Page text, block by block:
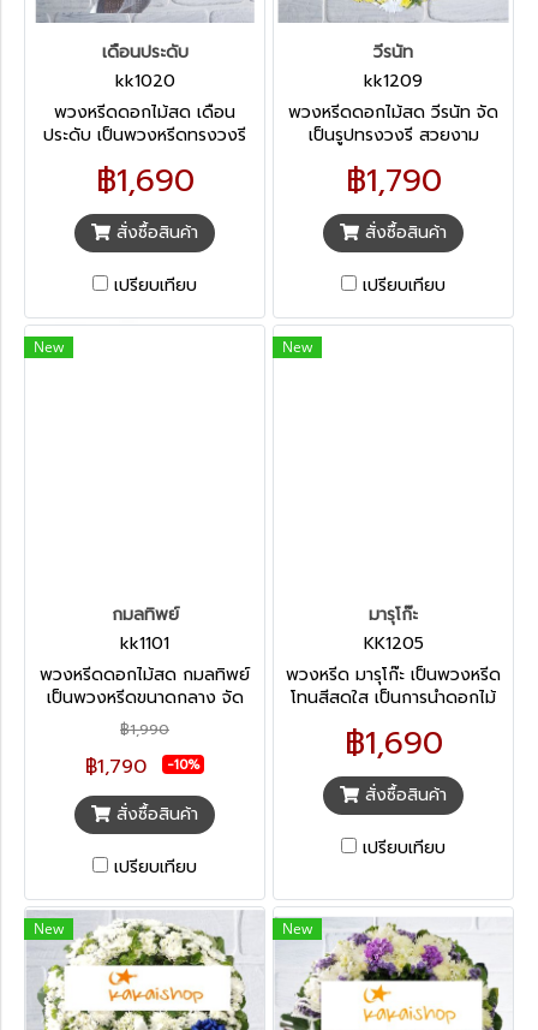
เดือนประดับ
kk1020
พวงหรีดดอกไม้สด เดือน
ประดับ เป็นพวงหรีดทรงวงรี
หวาน เหมาะกับการปลอมโยน
ครอบครัวผู้ที่สูญเสียคนที่เป็น
ที่รัก จะสามารถช่วยให้ผู้พบเห็น
หายจากความโศกเศร้าได้
฿1,690
สั่งซื้อสินค้า
เปรียบเทียบ
วีรนัท
kk1209
พวงหรีดดอกไม้สด วีรนัท จัด
เป็นรูปทรงวงรี สวยงาม
โทนสีสดใส เหมาะกับการให้กำลัง
ใจครอบครัวผู้เสียชีวิต มักได้รับ
ความนิยมในกลุ่มเพื่อน หรือ
องค์กรที่แสดงความเสียใจ
พร้อมกับการให้กำลังใจ
ครอบครัวผู้วายชนม์
฿1,790
สั่งซื้อสินค้า
เปรียบเทียบ
New
กมลทิพย์
kk1101
พวงหรีดดอกไม้สด กมลทิพย์
เป็นพวงหรีดขนาดกลาง จัด
ออกแบบเป็นทรงกลม ด้วย
ดอกไม้โทนสีสดใน หนาแน่นดู
สวยงามสะดุดตาม เหมาะกับการ
฿1,990
฿1,790 -10%
สั่งซื้อสินค้า
เปรียบเทียบ
New
มารุโก๊ะ
KK1205
พวงหรีด มารุโก๊ะ เป็นพวงหรีด
โทนสีสดใส เป็นการนำดอกไม้
ดูไม่หม่นหมอง ทำให้ผู้พบเห็น
หายจากความโศกเศร้าได้
฿1,690
สั่งซื้อสินค้า
เปรียบเทียบ
New New